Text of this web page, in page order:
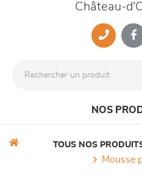
Château-
NOS
TOUS NOS